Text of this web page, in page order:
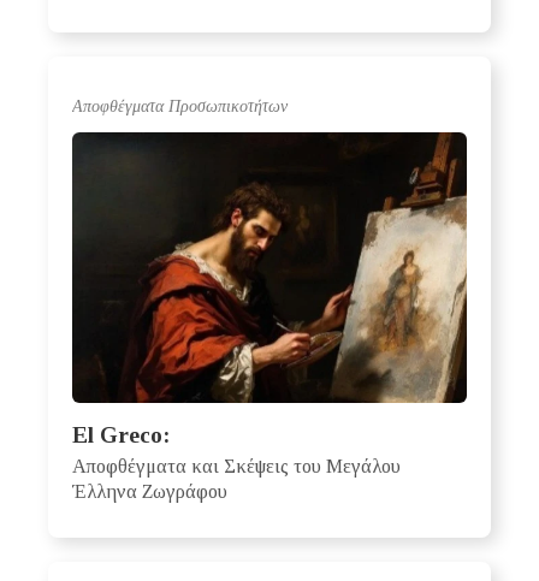
Αποφθέγματα Προσωπικοτήτων
El Greco:
Αποφθέγματα και Σκέψεις του Μεγάλου
Έλληνα Ζωγράφου